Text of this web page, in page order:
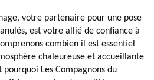
votre partenaire pour une pose
est votre allié de confiance à
combien il est essentiel
chaleureuse et accueillante
Les Compagnons du